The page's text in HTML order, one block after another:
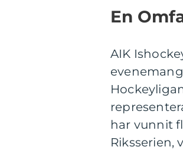
En
AIK
har vunnit
Riksserien,